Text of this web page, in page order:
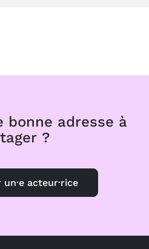
bonne adresse à
?
acteur·rice